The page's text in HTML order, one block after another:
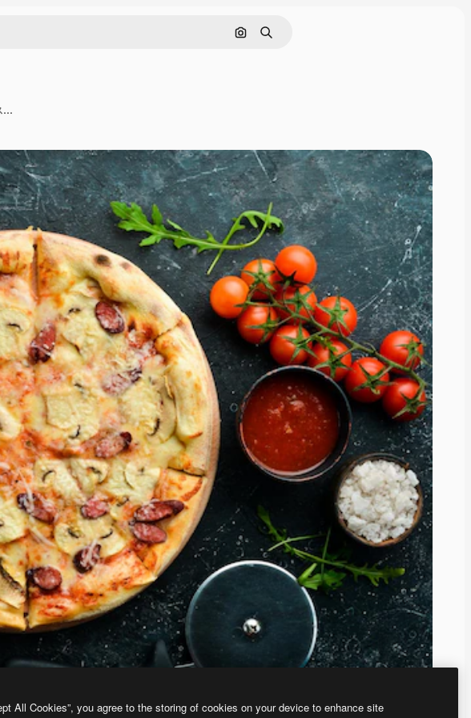
画像で検索
検索
ソーセージマッシュルームとチーズの自家製ピザ黒い石の背景にテキストの空きスペース
All Cookies”, you agree to the storing of cookies on your device to enhance site